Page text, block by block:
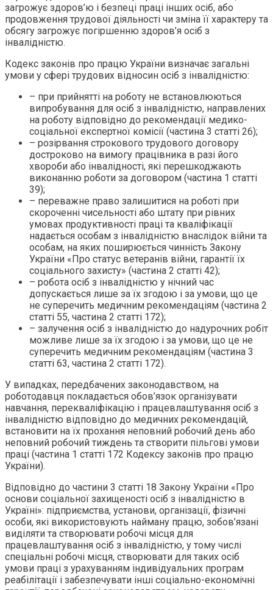
загрожує здоров’ю і безпеці праці інших осіб, або
продовження трудової діяльності чи зміна її характеру та
обсягу загрожує погіршенню здоров’я осіб з
інвалідністю.
Кодекс законів про працю України визначає загальні
умови у сфері трудових відносин осіб з інвалідністю:
– при прийнятті на роботу не встановлюються
випробування для осіб з інвалідністю, направлених
на роботу відповідно до рекомендації медико-
соціальної експертної комісії (частина 3 статті 26);
– розірвання строкового трудового договору
достроково на вимогу працівника в разі його
хвороби або інвалідності, які перешкоджають
виконанню роботи за договором (частина 1 статті
39);
– переважне право залишитися на роботі при
скороченні чисельності або штату при рівних
умовах продуктивності праці та кваліфікації
надається особам з інвалідністю внаслідок війни та
особам, на яких поширюється чинність Закону
України «Про статус ветеранів війни, гарантії їх
соціального захисту» (частина 2 статті 42);
– робота осіб з інвалідністю у нічний час
допускається лише за їх згодою і за умови, що це
не суперечить медичним рекомендаціям (частина 2
статті 55, частина 2 статті 172);
– залучення осіб з інвалідністю до надурочних робіт
можливе лише за їх згодою і за умови, що це не
суперечить медичним рекомендаціям (частина 3
статті 63, частина 2 статті 172).
У випадках, передбачених законодавством, на
роботодавця покладається обов’язок організувати
навчання, перекваліфікацію і працевлаштування осіб з
інвалідністю відповідно до медичних рекомендацій,
встановити на їх прохання неповний робочий день або
неповний робочий тиждень та створити пільгові умови
праці (частина 1 статті 172 Кодексу законів про працю
України).
Відповідно до частини 3 статті 18 Закону України «Про
основи соціальної захищеності осіб з інвалідністю в
Україні»: підприємства, установи, організації, фізичні
особи, які використовують найману працю, зобов’язані
виділяти та створювати робочі місця для
працевлаштування осіб з інвалідністю, у тому числі
спеціальні робочі місця, створювати для таких осіб
умови праці з урахуванням індивідуальних програм
реабілітації і забезпечувати інші соціально-економічні